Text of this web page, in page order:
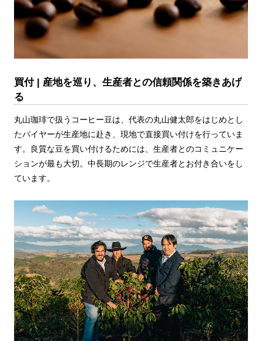
買付 | 産地を巡り、生産者との信頼関係を築きあげ
る
丸山珈琲で扱うコーヒー豆は、代表の丸山健太郎をはじめとし
たバイヤーが生産地に赴き、現地で直接買い付けを行っていま
す。良質な豆を買い付けるためには、生産者とのコミュニケー
ションが最も大切。中長期のレンジで生産者とお付き合いをし
ています。